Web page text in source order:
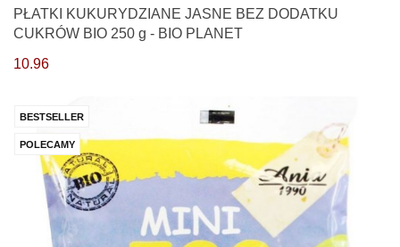
PŁATKI KUKURYDZIANE JASNE BEZ DODATKU
CUKRÓW BIO 250 g - BIO PLANET
10.96
BESTSELLER
POLECAMY